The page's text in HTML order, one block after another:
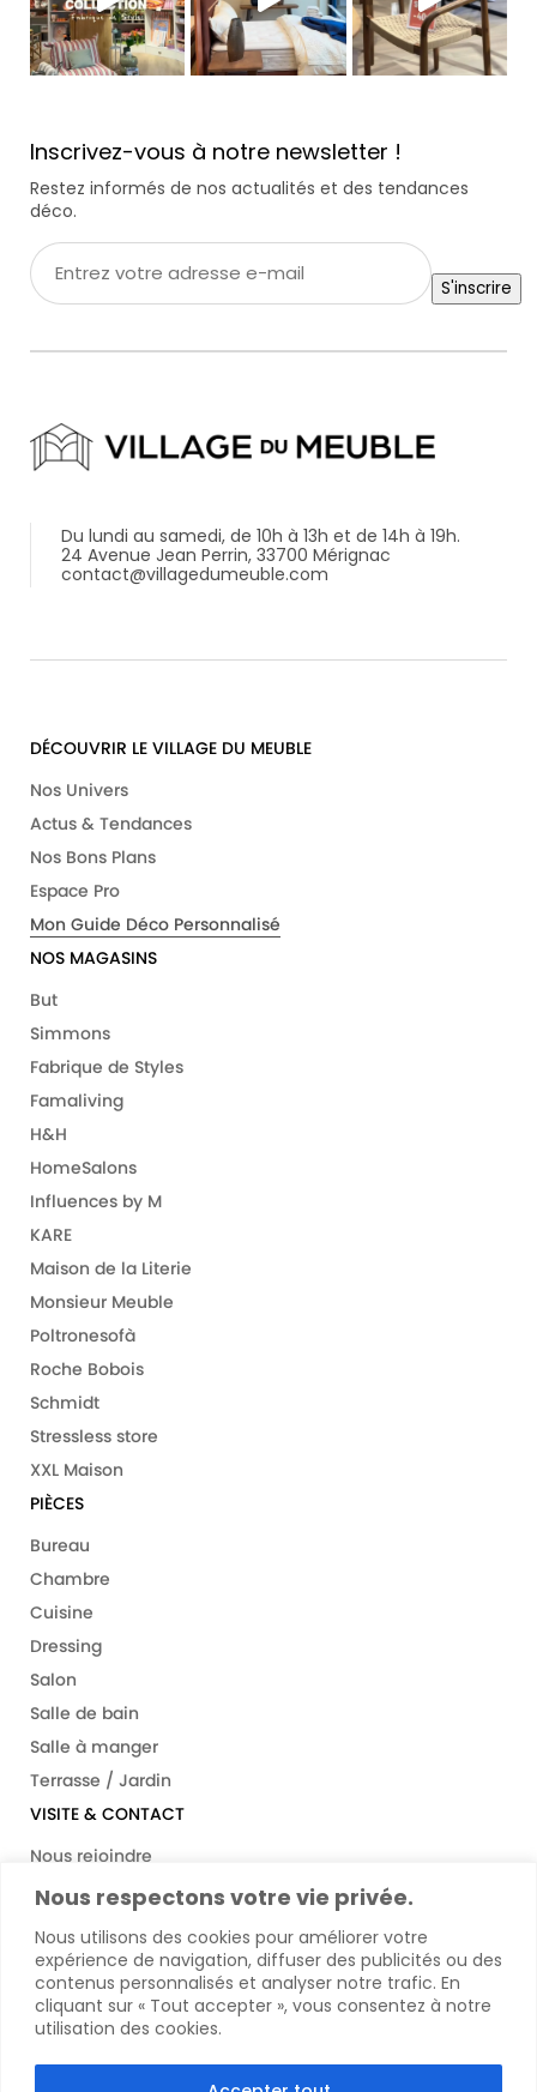
Nous respectons votre vie privée.
Nous utilisons des cookies pour améliorer votre
expérience de navigation, diffuser des publicités ou des
contenus personnalisés et analyser notre trafic. En
cliquant sur « Tout accepter », vous consentez à notre
utilisation des cookies.
Inscrivez-vous à notre newsletter !
Restez informés de nos actualités et des tendances
déco.
Entrez
votre
e-
S'inscrire
Du lundi au samedi, de 10h à 13h et de 14h à 19h.
24 Avenue Jean Perrin, 33700 Mérignac
contact@villagedumeuble.com
DÉCOUVRIR LE VILLAGE DU MEUBLE
Nos Univers
Actus & Tendances
Nos Bons Plans
Espace Pro
Mon Guide Déco Personnalisé
NOS MAGASINS
But
Simmons
Fabrique de Styles
Famaliving
H&H
HomeSalons
Influences by M
KARE
Maison de la Literie
Monsieur Meuble
Poltronesofà
Roche Bobois
Schmidt
Stressless store
XXL Maison
PIÈCES
Bureau
Chambre
Cuisine
Dressing
Salon
Salle de bain
Salle à manger
Terrasse / Jardin
VISITE & CONTACT
Nous rejoindre
Espace Pro
Le Village
Politique de confidentialité